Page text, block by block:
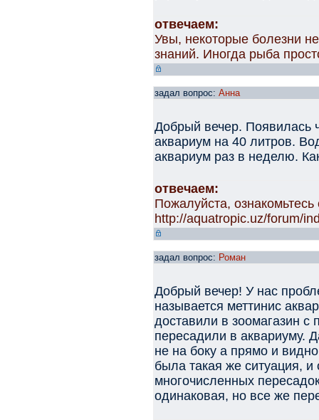
отвечаем:
Увы, некоторые болезни
знаний. Иногда рыба
задал вопрос: Анна
Добрый вечер. Появилась
аквариум на 40 литров.
аквариум раз в неделю.
отвечаем:
Пожалуйста,
http://aquatropic.uz/forum/
задал вопрос: Роман
Добрый вечер! У нас
называется меттинис
доставили в зоомагазин с
пересадили в аквариуму.
не на боку а прямо и
была такая же ситуация, и
многочисленных
одинаковая, но все же